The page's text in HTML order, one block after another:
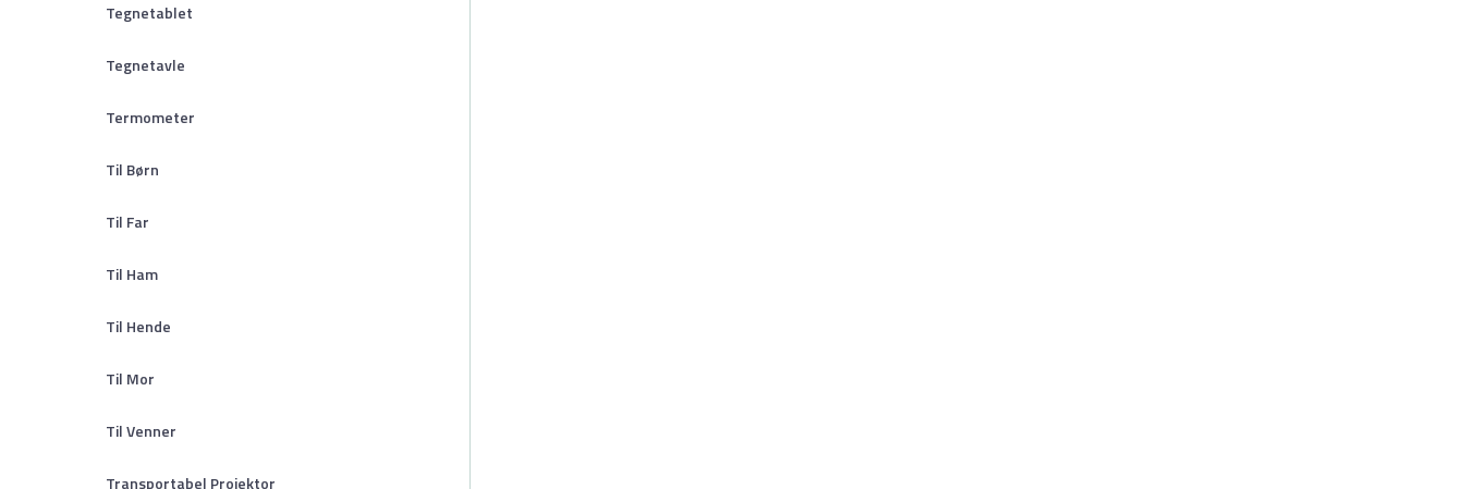
Tegnetablet
Tegnetavle
Termometer
Til Børn
Til Far
Til Ham
Til Hende
Til Mor
Til Venner
Transportabel Projektor